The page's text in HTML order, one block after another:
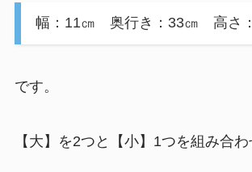
幅：11㎝ 奥行き：33㎝ 高さ
です。
【大】を2つと【小】1つを組み合わ